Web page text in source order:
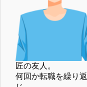
匠の友人。
何回か転職を繰り